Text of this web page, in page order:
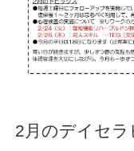
2月のデイセ